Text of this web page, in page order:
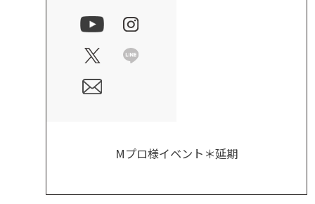
Mプロ様イベント＊延期